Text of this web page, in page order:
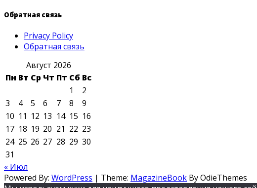
Обратная связь
Privacy Policy
Обратная связь
Август 2026
Пн Вт Ср Чт Пт Сб Вс
1
2
3
4 5 6 7 8
9
10 11 12 13 14 15 16
17 18 19 20 21 22 23
24 25 26 27 28 29 30
31
« Июл
Powered By: WordPress | Theme: MagazineBook By OdieThemes